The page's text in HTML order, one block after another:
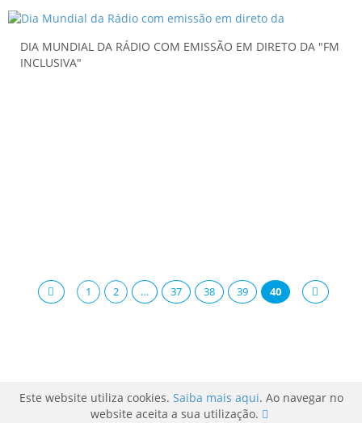
DIA MUNDIAL DA RÁDIO COM EMISSÃO EM DIRETO DA "FM
INCLUSIVA"
1 2 … 37 38 39 40
Este website utiliza cookies. Saiba mais aqui. Ao navegar no
website aceita a sua utilização.